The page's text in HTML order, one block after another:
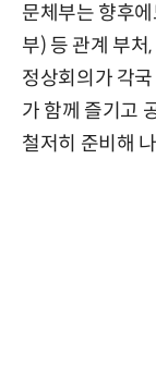
문체부는 향후
부) 등 관계 부처
정상회의가 각
가 함께 즐기고
철저히 준비해